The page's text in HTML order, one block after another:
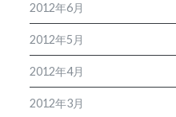
2012年6月
2012年5月
2012年4月
2012年3月